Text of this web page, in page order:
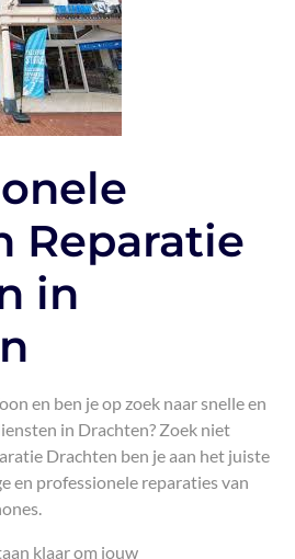
Reparatie
in
en ben je op zoek naar snelle en
in Drachten? Zoek niet
Drachten ben je aan het juiste
en professionele reparaties van
klaar om jouw